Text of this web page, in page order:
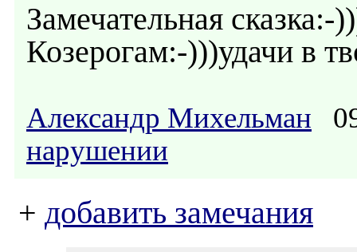
Замечательная
Козерогам:-)))удачи в
Александр Михельман
нарушении
+ добавить замечания